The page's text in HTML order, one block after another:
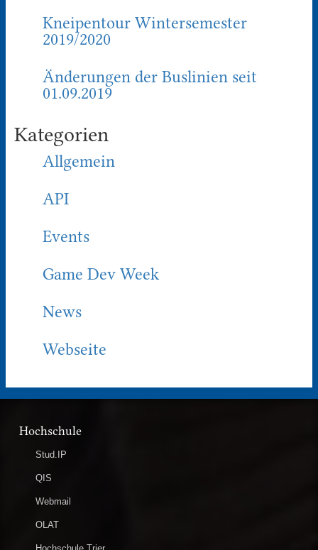
Kneipentour Wintersemester
2019/2020
Änderungen der Buslinien seit
01.09.2019
Kategorien
Allgemein
API
Events
Game Dev Week
News
Webseite
Hochschule
Stud.IP
QIS
Webmail
OLAT